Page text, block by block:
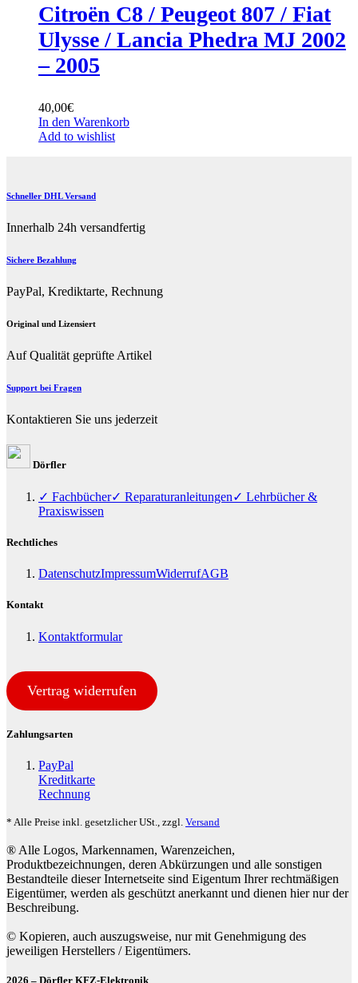
Citroën C8 / Peugeot 807 / Fiat
Ulysse / Lancia Phedra MJ 2002
– 2005
40,00€
In den Warenkorb
Add to wishlist
Schneller DHL Versand
Innerhalb 24h versandfertig
Sichere Bezahlung
PayPal, Krediktarte, Rechnung
Original und Lizensiert
Auf Qualität geprüfte Artikel
Support bei Fragen
Kontaktieren Sie uns jederzeit
Dörfler
✓ Fachbücher✓ Reparaturanleitungen✓ Lehrbücher &
Praxiswissen
Rechtliches
DatenschutzImpressumWiderrufAGB
Kontakt
Kontaktformular
Vertrag widerrufen
Zahlungsarten
PayPal
Kreditkarte
Rechnung
* Alle Preise inkl. gesetzlicher USt., zzgl. Versand
® Alle Logos, Markennamen, Warenzeichen,
Produktbezeichnungen, deren Abkürzungen und alle sonstigen
Bestandteile dieser Internetseite sind Eigentum Ihrer rechtmäßigen
Eigentümer, werden als geschützt anerkannt und dienen hier nur der
Beschreibung.
© Kopieren, auch auszugsweise, nur mit Genehmigung des
jeweiligen Herstellers / Eigentümers.
2026 – Dörfler KFZ-Elektronik